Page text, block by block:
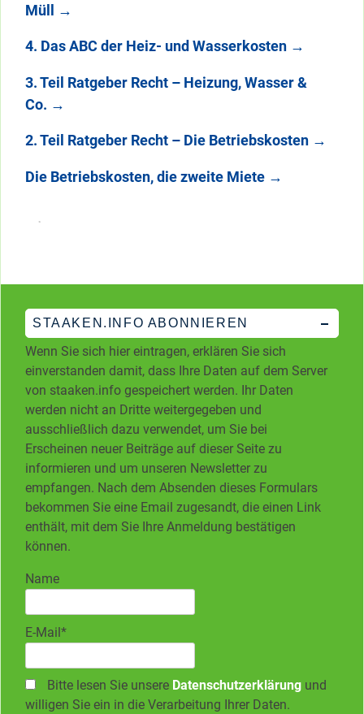
Müll →
4. Das ABC der Heiz- und Wasserkosten →
3. Teil Ratgeber Recht – Heizung, Wasser &
Co. →
2. Teil Ratgeber Recht – Die Betriebskosten →
Die Betriebskosten, die zweite Miete →
STAAKEN.INFO ABONNIEREN
Wenn Sie sich hier eintragen, erklären Sie sich
einverstanden damit, dass Ihre Daten auf dem Server
von staaken.info gespeichert werden. Ihr Daten
werden nicht an Dritte weitergegeben und
ausschließlich dazu verwendet, um Sie bei
Erscheinen neuer Beiträge auf dieser Seite zu
informieren und um unseren Newsletter zu
empfangen. Nach dem Absenden dieses Formulars
bekommen Sie eine Email zugesandt, die einen Link
enthält, mit dem Sie Ihre Anmeldung bestätigen
können.
Name
E-Mail*
Bitte lesen Sie unsere Datenschutzerklärung und
willigen Sie ein in die Verarbeitung Ihrer Daten.